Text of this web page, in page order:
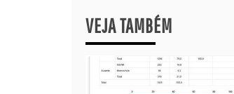
VEJA TAMBÉM